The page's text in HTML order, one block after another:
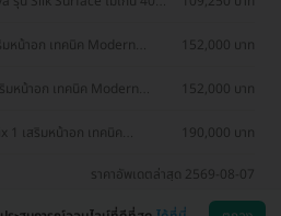
มหน้าอก เทคนิค Modern
152,000 บาท
มหน้าอก เทคนิค Modern
152,000 บาท
1 เสริมหน้าอก เทคนิค
190,000 บาท
ราคาอัพเดตล่าสุด 2569-08-07